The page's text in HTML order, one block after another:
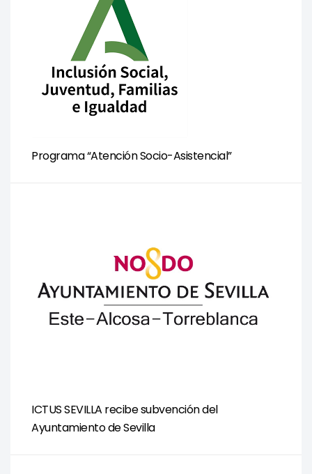
Programa “Atención Socio-Asistencial”
ICTUS SEVILLA recibe subvención del
Ayuntamiento de Sevilla